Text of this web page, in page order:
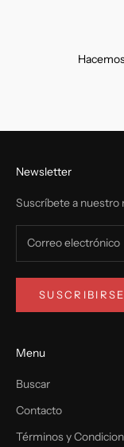
Newsletter
Suscríbete a nuestro
SUSCRIBIRSE
Menu
Buscar
Contacto
Términos y